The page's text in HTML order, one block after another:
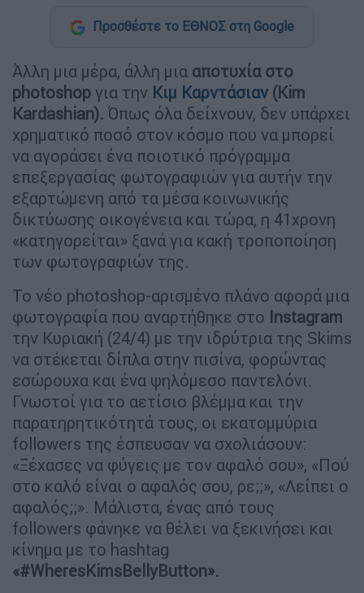
Προσθέστε το ΕΘΝΟΣ στη Google
Άλλη μια μέρα, άλλη μια αποτυχία στο
photoshop για την Κιμ Καρντάσιαν (Kim
Kardashian). Όπως όλα δείχνουν, δεν υπάρχει
χρηματικό ποσό στον κόσμο που να μπορεί
να αγοράσει ένα ποιοτικό πρόγραμμα
επεξεργασίας φωτογραφιών για αυτήν την
εξαρτώμενη από τα μέσα κοινωνικής
δικτύωσης οικογένεια και τώρα, η 41χρονη
«κατηγορείται» ξανά για κακή τροποποίηση
των φωτογραφιών της.
Το νέο photoshop-αρισμένο πλάνο αφορά μια
φωτογραφία που αναρτήθηκε στο Instagram
την Κυριακή (24/4) με την ιδρύτρια της Skims
να στέκεται δίπλα στην πισίνα, φορώντας
εσώρουχα και ένα ψηλόμεσο παντελόνι.
Γνωστοί για το αετίσιο βλέμμα και την
παρατηρητικότητά τους, οι εκατομμύρια
followers της έσπευσαν να σχολιάσουν:
«Ξέχασες να φύγεις με τον αφαλό σου», «Πού
στο καλό είναι ο αφαλός σου, ρε;;», «Λείπει ο
αφαλός;;». Μάλιστα, ένας από τους
followers φάνηκε να θέλει να ξεκινήσει και
κίνημα με το hashtag
«#WheresKimsBellyButton».